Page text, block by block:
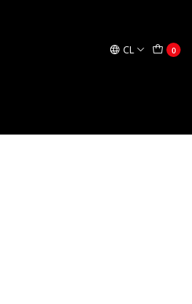
CL 0
Comprar ahora